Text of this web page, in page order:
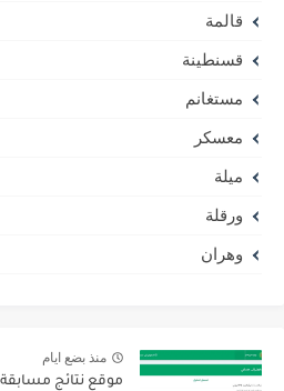
قالمة
قسنطينة
مستغانم
معسكر
ميلة
ورقلة
وهران
منذ بضع ايام